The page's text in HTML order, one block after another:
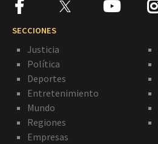
SECCIONES
Justicia
Política
Deportes
Entretenimiento
Mundo
Regiones
Empresas